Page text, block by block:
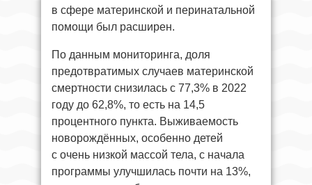
в сфере материнской и перинатальной
помощи был расширен.
По данным мониторинга, доля
предотвратимых случаев материнской
смертности снизилась с 77,3% в 2022
году до 62,8%, то есть на 14,5
процентного пункта. Выживаемость
новорождённых, особенно детей
с очень низкой массой тела, с начала
программы улучшилась почти на 13%,